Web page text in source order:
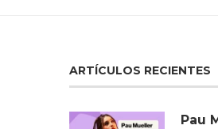
ARTÍCULOS RECIENTES
Pau